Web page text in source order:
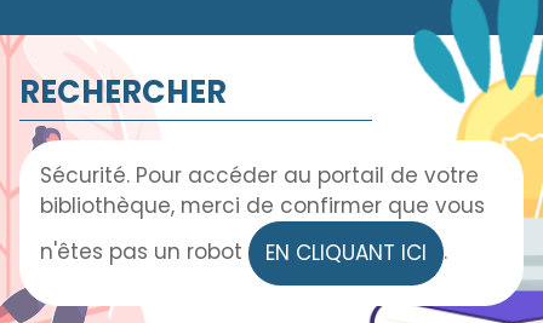
RECHERCHER
Sécurité. Pour accéder au portail de votre
bibliothèque, merci de confirmer que vous
n'êtes pas un robot
EN CLIQUANT ICI .